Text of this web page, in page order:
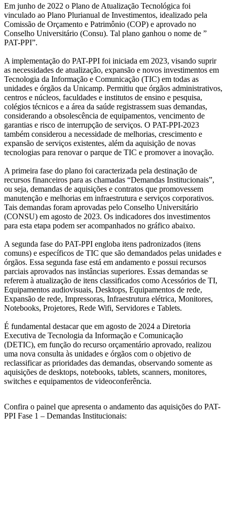
Em junho de 2022 o Plano de Atualização Tecnológica foi
vinculado ao Plano Plurianual de Investimentos, idealizado pela
Comissão de Orçamento e Patrimônio (COP) e aprovado no
Conselho Universitário (Consu). Tal plano ganhou o nome de ”
PAT-PPI”.
A implementação do PAT-PPI foi iniciada em 2023, visando suprir
as necessidades de atualização, expansão e novos investimentos em
Tecnologia da Informação e Comunicação (TIC) em todas as
unidades e órgãos da Unicamp. Permitiu que órgãos administrativos,
centros e núcleos, faculdades e institutos de ensino e pesquisa,
colégios técnicos e a área da saúde registrassem suas demandas,
considerando a obsolescência de equipamentos, vencimento de
garantias e risco de interrupção de serviços. O PAT-PPI-2023
também considerou a necessidade de melhorias, crescimento e
expansão de serviços existentes, além da aquisição de novas
tecnologias para renovar o parque de TIC e promover a inovação.
A primeira fase do plano foi caracterizada pela destinação de
recursos financeiros para as chamadas “Demandas Institucionais”,
ou seja, demandas de aquisições e contratos que promovessem
manutenção e melhorias em infraestrutura e serviços corporativos.
Tais demandas foram aprovadas pelo Conselho Universitário
(CONSU) em agosto de 2023. Os indicadores dos investimentos
para esta etapa podem ser acompanhados no gráfico abaixo.
A segunda fase do PAT-PPI engloba itens padronizados (itens
comuns) e específicos de TIC que são demandados pelas unidades e
órgãos. Essa segunda fase está em andamento e possui recursos
parciais aprovados nas instâncias superiores. Essas demandas se
referem à atualização de itens classificados como Acessórios de TI,
Equipamentos audiovisuais, Desktops, Equipamentos de rede,
Expansão de rede, Impressoras, Infraestrutura elétrica, Monitores,
Notebooks, Projetores, Rede Wifi, Servidores e Tablets.
É fundamental destacar que em agosto de 2024 a Diretoria
Executiva de Tecnologia da Informação e Comunicação
(DETIC), em função do recurso orçamentário aprovado, realizou
uma nova consulta às unidades e órgãos com o objetivo de
reclassificar as prioridades das demandas, observando somente as
aquisições de desktops, notebooks, tablets, scanners, monitores,
switches e equipamentos de videoconferência.
Confira o painel que apresenta o andamento das aquisições do PAT-
PPI Fase 1 – Demandas Institucionais: